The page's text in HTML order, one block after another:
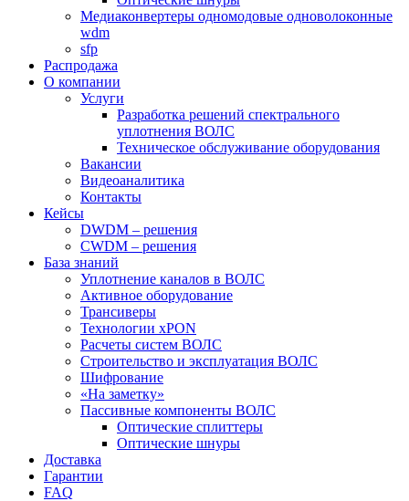
Медиаконвертеры одномодовые одноволоконные
wdm
sfp
Распродажа
О компании
Услуги
Разработка решений спектрального
уплотнения ВОЛС
Техническое обслуживание оборудования
Вакансии
Видеоаналитика
Контакты
Кейсы
DWDM – решения
CWDM – решения
База знаний
Уплотнение каналов в ВОЛС
Активное оборудование
Трансиверы
Технологии xPON
Расчеты систем ВОЛС
Строительство и эксплуатация ВОЛС
Шифрование
«На заметку»
Пассивные компоненты ВОЛС
Оптические сплиттеры
Оптические шнуры
Доставка
Гарантии
FAQ